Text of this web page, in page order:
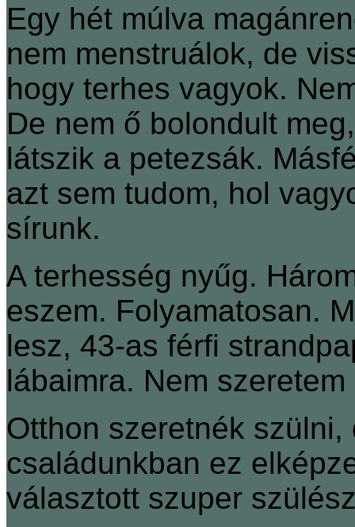
Egy hét múlva
nem menstruálok, de
hogy terhes vagyok.
De nem ő bolondult
látszik a petezsák.
azt sem tudom, hol
sírunk.
A terhesség nyűg.
eszem. Folyamatosan.
lesz, 43-as férfi
lábaimra. Nem
Otthon szeretnék
családunkban ez
választott szuper